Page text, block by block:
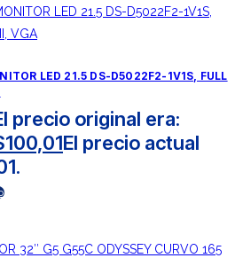
LED 21.5 DS-D5022F2-1V1S, FULL
precio original era:
100,01El precio actual